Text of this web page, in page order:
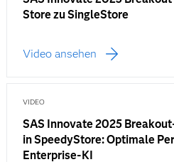
Store zu SingleStore
Video ansehen
VIDEO
SAS Innovate 2025
in SpeedyStore: Optimale
Enterprise-KI